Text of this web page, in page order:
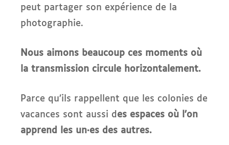
peut partager son expérience de la
photographie.
Nous aimons beaucoup ces moments où
la transmission circule horizontalement.
Parce qu’ils rappellent que les colonies de
vacances sont aussi d es espaces où l’on
apprend les un·es des autres.